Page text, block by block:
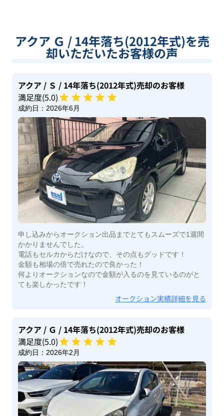
アクア Ｇ / 14年落ち(2012年式)を売
却いただいたお客様の声
アクア / Ｓ / 14年落ち(2012年式)売却のお客様
満足度(5.0)
成約日： 2026年6月
申し込みからオークション出品までとてもスムーズで1週間
かかりませんでした。
電話もセルカからだけなので、その点もグッドです！
金額も相場の倍で売れたので良かった！
何よりオークションなので金額が入るのを見ているのがと
ても楽しかったです！
オークション実績詳細を見る
アクア / Ｇ / 14年落ち(2012年式)売却のお客様
満足度(5.0)
成約日： 2026年2月